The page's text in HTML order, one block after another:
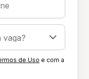
de Uso e com a